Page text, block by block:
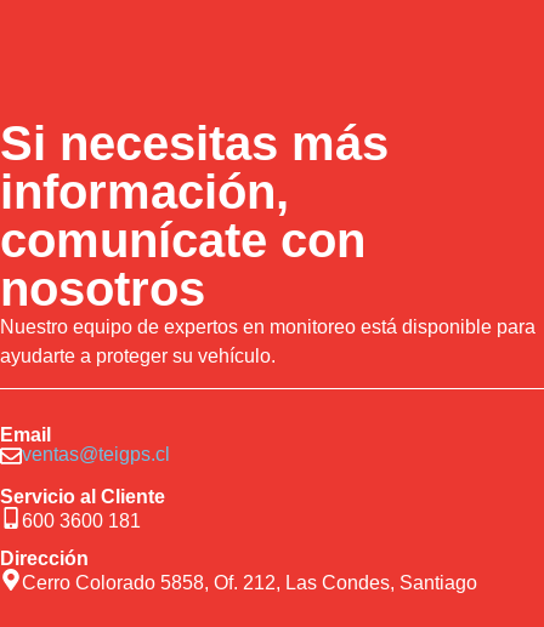
Si necesitas más
información,
comunícate con
nosotros
Nuestro equipo de expertos en monitoreo está disponible para
ayudarte a proteger su vehículo.
Email
ventas@teigps.cl
Servicio al Cliente
600 3600 181
Dirección
Cerro Colorado 5858, Of. 212, Las Condes, Santiago